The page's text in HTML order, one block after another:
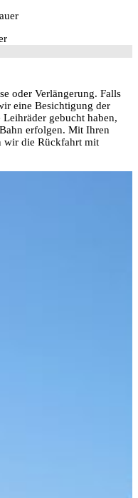
oder Verlängerung. Falls
eine Besichtigung der
gebucht haben,
erfolgen. Mit Ihren
wir die Rückfahrt mit